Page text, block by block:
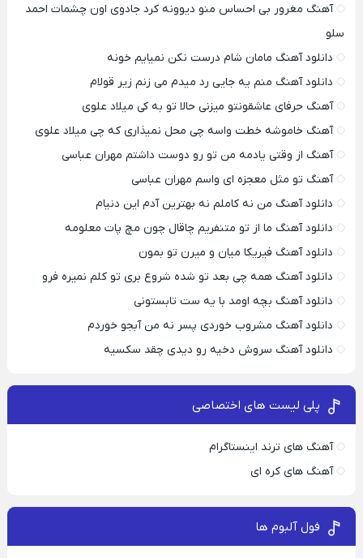
آهنگ مغرور بی احساس منو دیوونه کرد جادوی اون چشمات احمد
سلو
دانلود آهنگ مامان شام درست نکن نمیایم خونه
دانلود آهنگ منم یه جایی رد میدم می زنم زیر قولام
آهنگ حرفای عاشقونتو میزنی حالا تو به کی میلاد علوی
آهنگ خاموشه خطت واسه چی محل نمیذاری که چی میلاد علوی
آهنگ از وقتی یادمه من تو رو دوست داشتم مهران عباسی
آهنگ تو مثل معجزه ای واسم مهران عباسی
دانلود آهنگ من نه کاملم نه بهترین آدم این دنیام
دانلود آهنگ ما از تو متنفریم چاقال چون مچ پات معلومه
دانلود آهنگ فیریکا میان و میرن تو بمون
دانلود آهنگ همه چی بعد تو شده شروع بری تو کلم نمیره فرو
دانلود آهنگ بچه اومد با یه ست تابستونی
دانلود آهنگ مشروب خوردی پسر نه من آبجو خوردم
دانلود آهنگ سروش دخیه رو دیدی چقد سکسیه
پلی لیست های اختصاصی
آهنگ های ترند اینستاگرام
آهنگ های کره ای
فول آلبوم ها